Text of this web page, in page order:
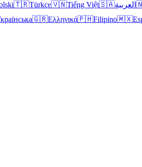
🇹🇷Türkçe🇻🇳Tiếng Việt🇸🇦العربية
🇬🇷Ελληνικά🇵🇭Filipino🇲🇽